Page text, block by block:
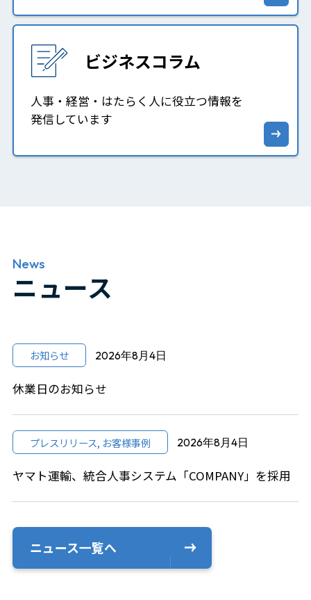
ビジネスコラム
人事・経営・はたらく人に役立つ情報を
発信しています
News
ニュース
お知らせ 2026年8月4日
休業日のお知らせ
プレスリリース, お客様事例 2026年8月4日
ヤマト運輸、統合人事システム「COMPANY」を採用
ニュース一覧へ